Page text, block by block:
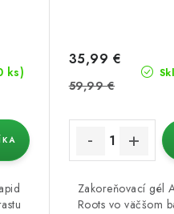
ks)
35,99 €
59,99 €
Zakoreňovací gél
Roots vo väčšom